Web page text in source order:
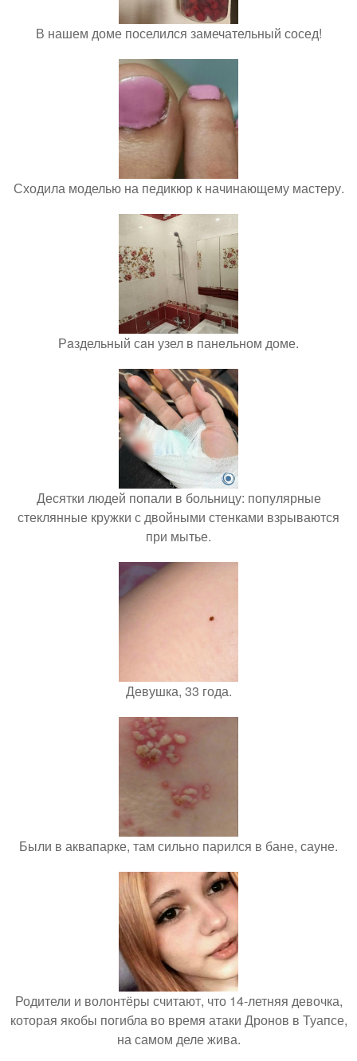
В нашем доме поселился замечательный сосед!
Сходила моделью на педикюр к начинающему мастеру.
Рaздельный сaн узел в панeльном доме.
Десятки людей попали в больницу: популярные
стеклянные кружки с двойными стенками взрываются
при мытье.
Девушка, 33 года.
Были в аквапарке, там сильно парился в бане, сауне.
Родители и волонтёры считают, что 14-летняя девочка,
которая якобы погибла во время атаки Дронов в Туапсе,
на самом деле жива.